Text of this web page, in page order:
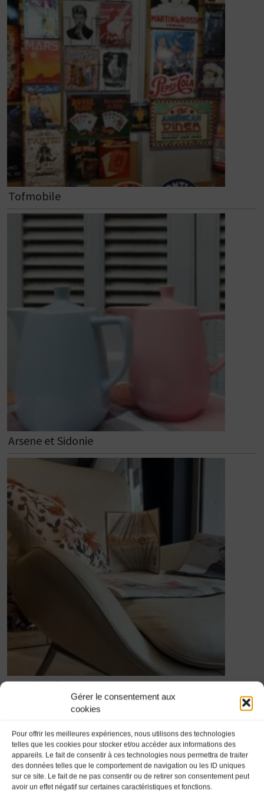
Gérer le consentement aux
cookies
Pour offrir les meilleures expériences, nous utilisons des technologies
telles que les cookies pour stocker et/ou accéder aux informations des
appareils. Le fait de consentir à ces technologies nous permettra de traiter
des données telles que le comportement de navigation ou les ID uniques
sur ce site. Le fait de ne pas consentir ou de retirer son consentement peut
avoir un effet négatif sur certaines caractéristiques et fonctions.
Tofmobile
Arsene et Sidonie
Au mistral gagnant